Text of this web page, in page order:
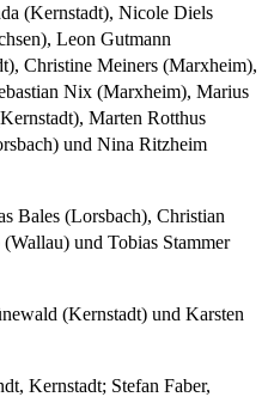
(Kernstadt), Nicole Diels
Leon Gutmann
Christine Meiners (Marxheim),
Nix (Marxheim), Marius
Marten Rotthus
und Nina Ritzheim
Bales (Lorsbach), Christian
und Tobias Stammer
(Kernstadt) und Karsten
Kernstadt; Stefan Faber,